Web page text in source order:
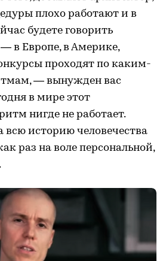
плохо работают и в
будете говорить
в Европе, в Америке,
проходят по каким-
— вынужден вас
в мире этот
нигде не работает.
всю историю человечества
раз на воле персональной,